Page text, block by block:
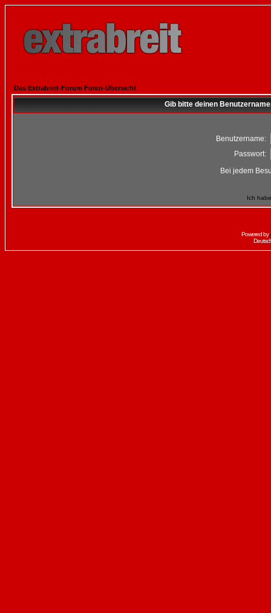
Das Extrabreit-Forum Foren-Übersicht
Gib bitte deinen
Benutzername:
Passwort:
Bei jedem
Ich
Powered by